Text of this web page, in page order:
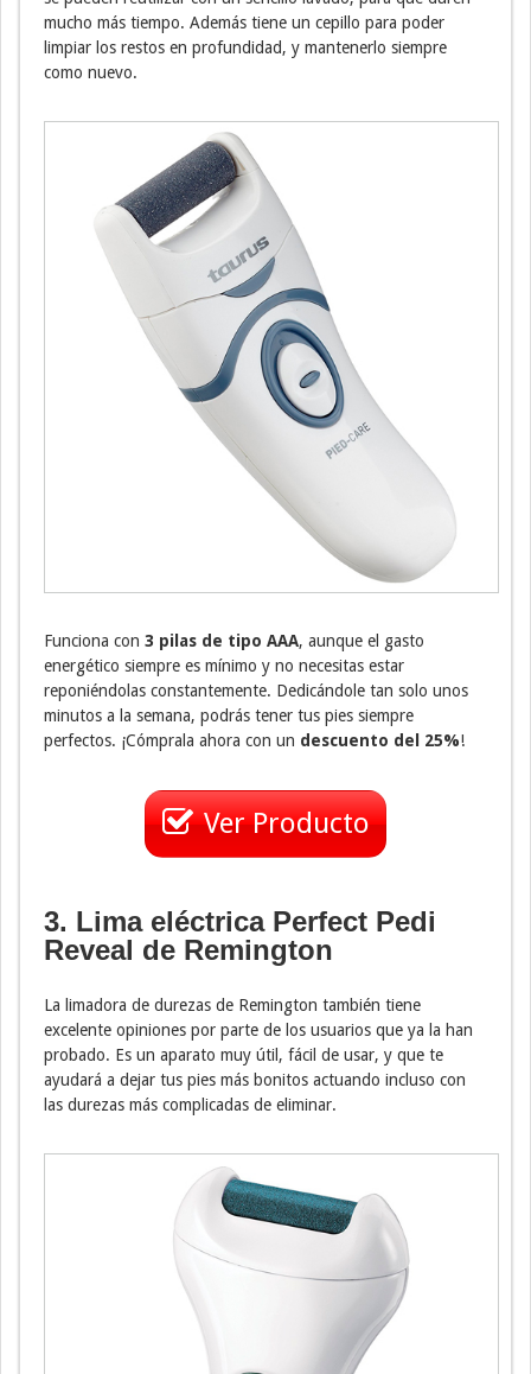
mucho más tiempo. Además tiene un cepillo para poder
limpiar los restos en profundidad, y mantenerlo siempre
como nuevo.
Funciona con 3 pilas de tipo AAA, aunque el gasto
energético siempre es mínimo y no necesitas estar
reponiéndolas constantemente. Dedicándole tan solo unos
minutos a la semana, podrás tener tus pies siempre
perfectos. ¡Cómprala ahora con un descuento del 25%!
Ver Producto
3. Lima eléctrica Perfect Pedi
Reveal de Remington
La limadora de durezas de Remington también tiene
excelente opiniones por parte de los usuarios que ya la han
probado. Es un aparato muy útil, fácil de usar, y que te
ayudará a dejar tus pies más bonitos actuando incluso con
las durezas más complicadas de eliminar.